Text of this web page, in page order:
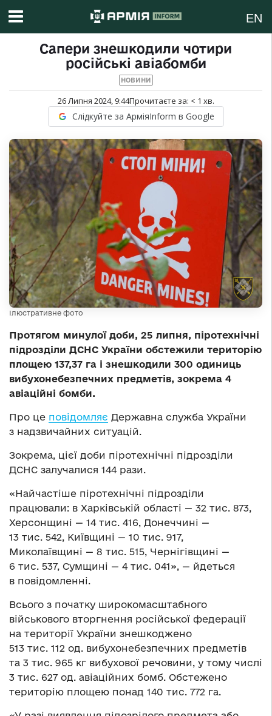
EN
Сапери знешкодили чотири
російські авіабомби
НОВИНИ
26 Липня 2024, 9:44Прочитаєте за: < 1 хв.
Слідкуйте за АрміяInform в Google
Ілюстративне фото
Протягом минулої доби, 25 липня, піротехнічні
підрозділи ДСНС України обстежили територію
площею 137,37 га і знешкодили 300 одиниць
вибухонебезпечних предметів, зокрема 4
авіаційні бомби.
Про це повідомляє Державна служба України
з надзвичайних ситуацій.
Зокрема, цієї доби піротехнічні підрозділи
ДСНС залучалися 144 рази.
«Найчастіше піротехнічні підрозділи
працювали: в Харківській області — 32 тис. 873,
Херсонщині — 14 тис. 416, Донеччині —
13 тис. 542, Київщині — 10 тис. 917,
Миколаївщині — 8 тис. 515, Чернігівщині —
6 тис. 537, Сумщині — 4 тис. 041», — йдеться
в повідомленні.
Всього з початку широкомасштабного
військового вторгнення російської федерації
на території України знешкоджено
513 тис. 112 од. вибухонебезпечних предметів
та 3 тис. 965 кг вибухової речовини, у тому числі
3 тис. 627 од. авіаційних бомб. Обстежено
територію площею понад 140 тис. 772 га.